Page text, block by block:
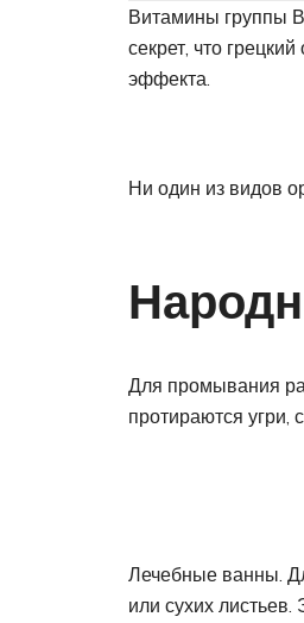
Витамины группы
секрет, что
эффекта.
Ни один из видов
Для промывания
протираются угри,
Лечебные ванны.
или сухих